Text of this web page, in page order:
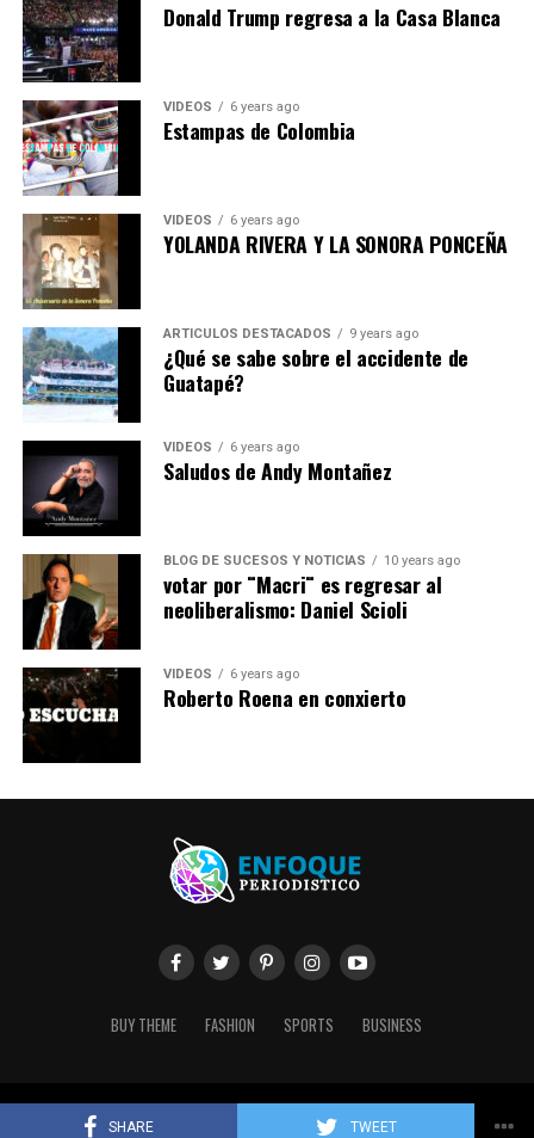
SHARE TWEET
Donald Trump regresa a la Casa Blanca
VIDEOS 6 years ago
Estampas de Colombia
VIDEOS 6 years ago
YOLANDA RIVERA Y LA SONORA PONCEÑA
ARTICULOS DESTACADOS 9 years ago
¿Qué se sabe sobre el accidente de
Guatapé?
VIDEOS 6 years ago
Saludos de Andy Montañez
BLOG DE SUCESOS Y NOTICIAS 10 years ago
votar por ¨Macri¨ es regresar al
neoliberalismo: Daniel Scioli
VIDEOS 6 years ago
Roberto Roena en conxierto
BUY THEME FASHION SPORTS BUSINESS
Copyright © 2020 Enfoque Periodístico. Created by Conectya.